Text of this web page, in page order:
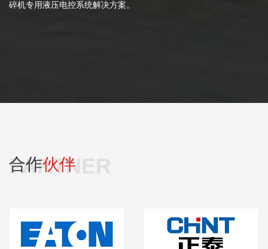
碎机专用液压电控系统解决方案。
PARTNER
合作伙伴